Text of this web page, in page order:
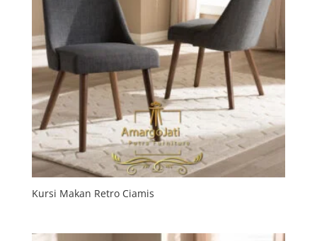
Kursi Makan Retro Ciamis